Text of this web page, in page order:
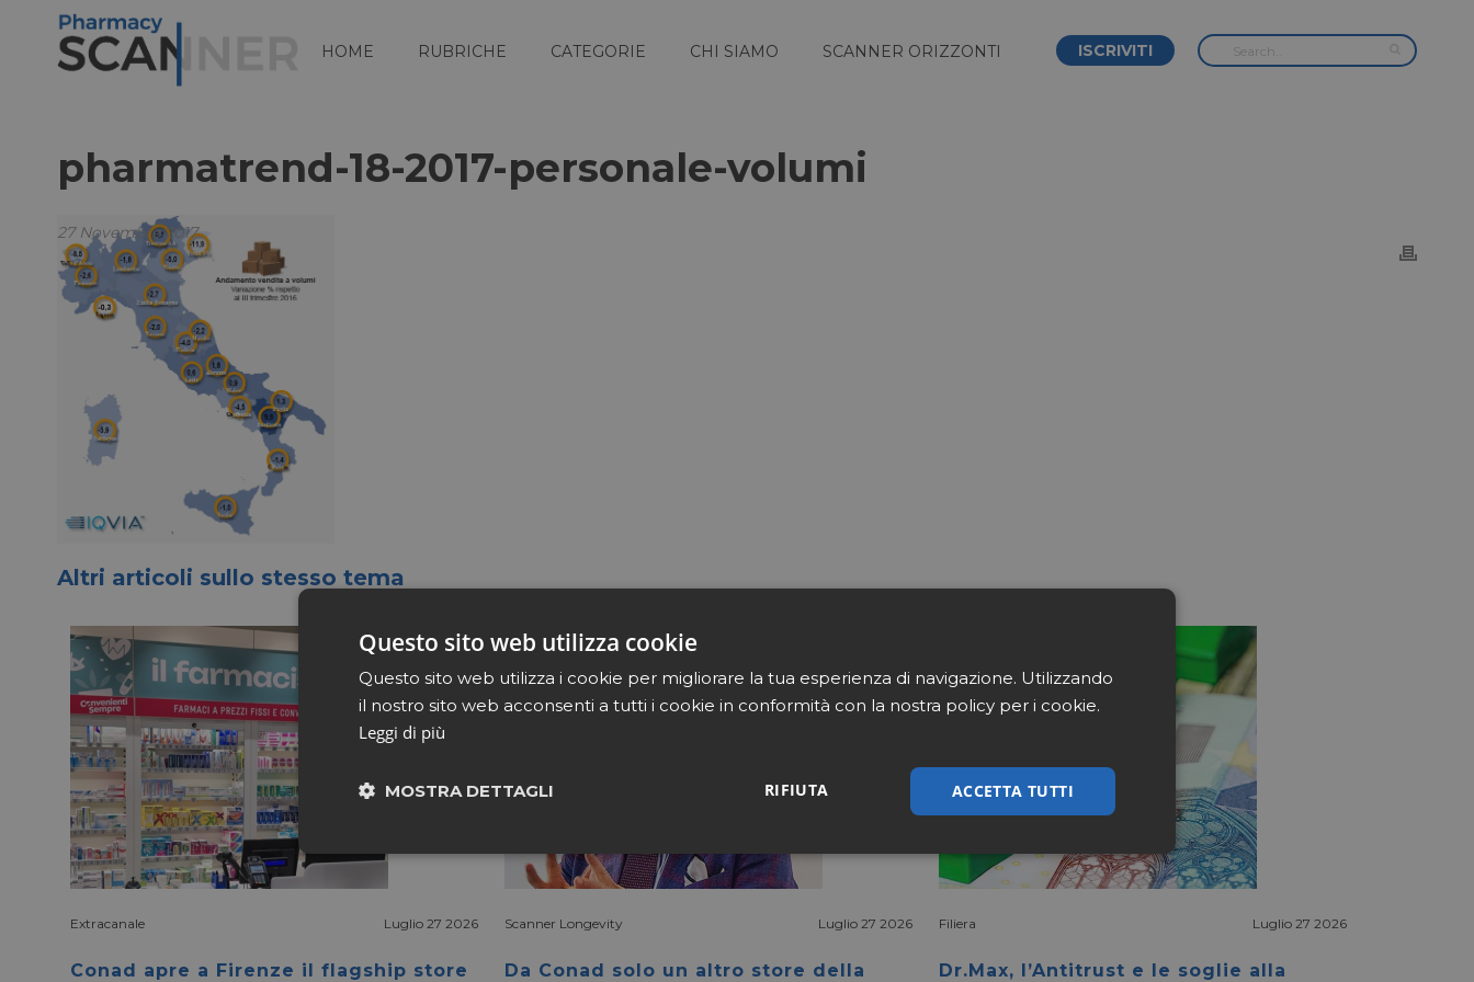
HOME RUBRICHE CATEGORIE CHI SIAMO SCANNER ORIZZONTI ISCRIVITI
pharmatrend-18-2017-personale-volumi
27 Novembre 2017
Altri articoli sullo stesso tema
Extracanale Luglio 27 2026
Conad apre a Firenze il flagship store
Scanner Longevity Luglio 27 2026
Da Conad solo un altro store della
Filiera Luglio 27 2026
Dr.Max, l’Antitrust e le soglie alla
Questo sito web utilizza cookie
Questo sito web utilizza i cookie per migliorare la tua esperienza di navigazione. Utilizzando
il nostro sito web acconsenti a tutti i cookie in conformità con la nostra policy per i cookie.
Leggi di più
ACCETTA TUTTI
RIFIUTA
MOSTRA DETTAGLI
Necessari Marketing Non classificati